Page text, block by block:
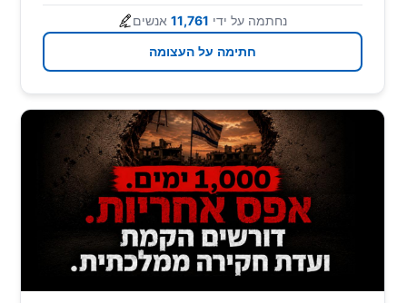
נחתמה על ידי 11,761 אנשים
חתימה על העצומה